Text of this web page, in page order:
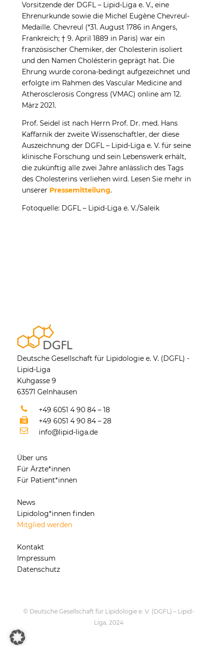
Vorsitzende der DGFL – Lipid-Liga e. V., eine
Ehrenurkunde sowie die Michel Eugène Chevreul-
Medaille. Chevreul (*31. August 1786 in Angers,
Frankreich; † 9. April 1889 in Paris) war ein
französischer Chemiker, der Cholesterin isoliert
und den Namen Cholésterin geprägt hat. Die
Ehrung wurde corona-bedingt aufgezeichnet und
erfolgte im Rahmen des Vascular Medicine and
Atherosclerosis Congress (VMAC) online am 12.
März 2021.
Prof. Seidel ist nach Herrn Prof. Dr. med. Hans
Kaffarnik der zweite Wissenschaftler, der diese
Auszeichnung der DGFL – Lipid-Liga e. V. für seine
klinische Forschung und sein Lebenswerk erhält,
die zukünftig alle zwei Jahre anlässlich des Tags
des Cholesterins verliehen wird. Lesen Sie mehr in
unserer Pressemitteilung.
Fotoquelle: DGFL – Lipid-Liga e. V./Saleik
Deutsche Gesellschaft für Lipidologie e. V. (DGFL) -
Lipid-Liga
Kuhgasse 9
63571 Gelnhausen
+49 6051 4 90 84 – 18
+49 6051 4 90 84 – 28
info@lipid-liga.de
Über uns
Für Ärzte*innen
Für Patient*innen
News
Lipidolog*innen finden
Mitglied werden
Kontakt
Impressum
Datenschutz
© Deutsche Gesellschaft für Lipidologie e. V. (DGFL) – Lipid-
Liga, 2024